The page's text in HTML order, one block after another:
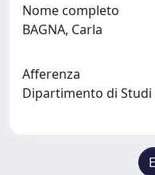
Nome completo
BAGNA, Carla
Afferenza
Dipartimento di Studi